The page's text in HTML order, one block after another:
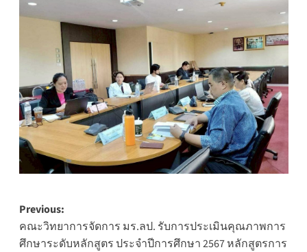
Post
navigation
Previous:
คณะวิทยาการจัดการ มร.ลป. รับการประเมินคุณภาพการ
ศึกษาระดับหลักสูตร ประจำปีการศึกษา 2567 หลักสูตรการ